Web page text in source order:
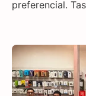
preferencial.